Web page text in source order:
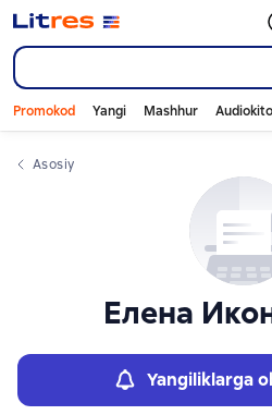
Promokod Yangi Mashhur
Asosiy
Елена
Yangiliklarga
Слайдер с книгами